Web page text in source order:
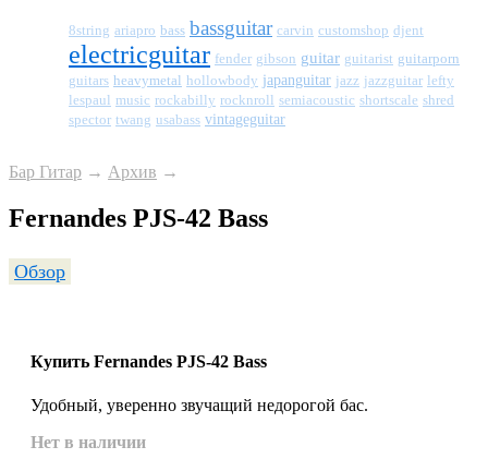
8string ariapro bass bassguitar carvin customshop djent
electricguitar fender gibson guitar guitarist guitarporn
guitars heavymetal hollowbody japanguitar jazz jazzguitar lefty
lespaul music rockabilly rocknroll semiacoustic shortscale shred
spector twang usabass vintageguitar
Бар Гитар → Архив →
Fernandes PJS-42 Bass
Обзор
Купить Fernandes PJS-42 Bass
Удобный, уверенно звучащий недорогой бас.
Нет в наличии